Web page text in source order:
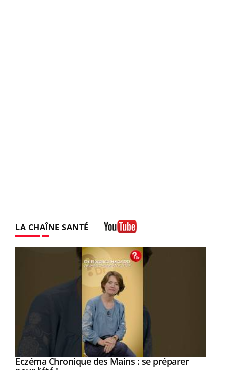
LA CHAÎNE SANTÉ
Youtube
Eczéma Chronique des Mains : se préparer